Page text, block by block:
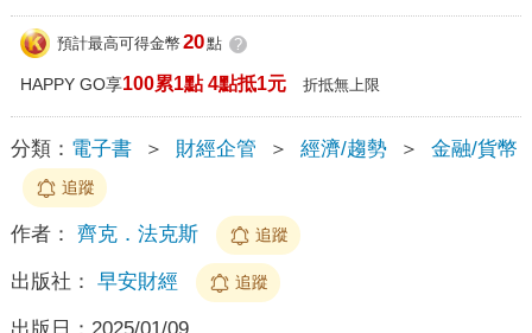
預計最高可得金幣 20點 ?
HAPPY GO享100累1點 4點抵1元 折抵無上限
分類： 電子書 ＞ 財經企管 ＞ 經濟/趨勢 ＞ 金融/貨幣
追蹤
作者： 齊克．法克斯 追蹤
出版社： 早安財經 追蹤
出版日： 2025/01/09